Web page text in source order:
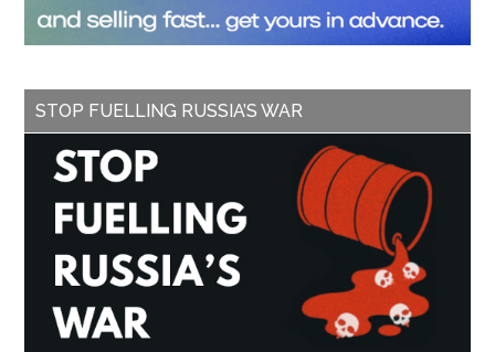
STOP FUELLING RUSSIA’S WAR